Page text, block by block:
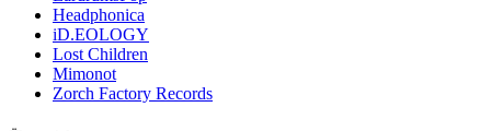
Headphonica
iD.EOLOGY
Lost Children
Mimonot
Zorch Factory Records